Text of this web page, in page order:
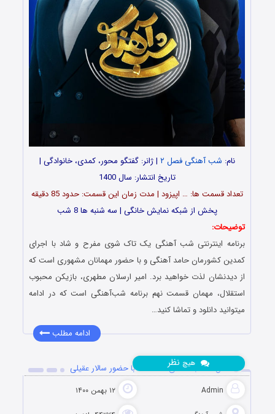
نام: شب آهنگی فصل ۲
| ژانر: گفتگو محور، کمدی، خانوادگی |
تاریخ انتشار: سال 1400
تعداد قسمت ها: … اپیزود | مدت زمان این قسمت: حدود 85 دقیقه
پخش از شبکه نمایش خانگی | سه شنبه ها 8 شب
توضیحات:
برنامه اینترنتی شب آهنگی یک تاک شوی مفرح و شاد با اجرای
کمدین کشورمان حامد آهنگی و با حضور مهمانان مشهوری است که
از دیدنشان لذت خواهید برد. امیر ارسلان مطهری، بازیکن محبوب
استقلال، مهمان قسمت نهم برنامه شب‌آهنگی است که در ادامه
میتوانید دانلود و تماشا کنید…
ادامه مطلب
فصل ۲ شب آهنگی قسمت ۸ با حضور سالار عقیلی
Admin ۱۲ بهمن ۱۴۰۰
هیچ نظر